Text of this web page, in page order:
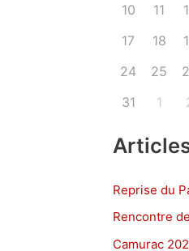
10
11
17
18
24
25
31
1
Reprise du
Rencontre
Camurac